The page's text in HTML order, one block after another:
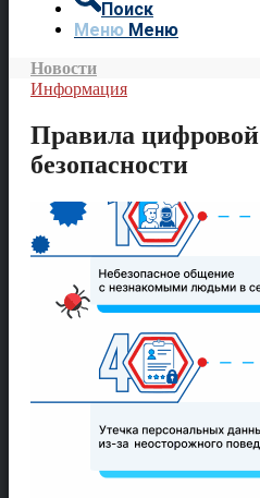
Поиск
Меню Меню
Новости
Информация
Правила цифровой
безопасности